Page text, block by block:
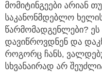
მომიტინგეები არიან
საკანონმდებლო
წარმომადგენლები? ეს
დავიწროვდნენ და
როგორც ჩანს,
სხვანაირად არ